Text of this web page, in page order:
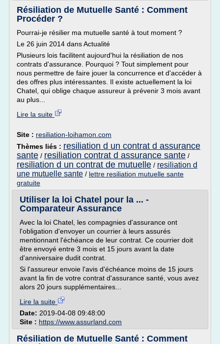
Résiliation de Mutuelle Santé : Comment
Procéder ?
Pourrai-je résilier ma mutuelle santé à tout moment ?
Le 26 juin 2014 dans Actualité
Plusieurs lois facilitent aujourd'hui la résiliation de nos
contrats d'assurance. Pourquoi ? Tout simplement pour
nous permettre de faire jouer la concurrence et d'accéder à
des offres plus intéressantes. Il existe actuellement la loi
Chatel, qui oblige chaque assureur à prévenir 3 mois avant
au plus...
Lire la suite
Site : resiliation-loihamon.com
Thèmes liés : resiliation d un contrat d assurance
sante / resiliation contrat d assurance sante /
resiliation d un contrat de mutuelle / resiliation d
une mutuelle sante / lettre resiliation mutuelle sante
gratuite
Utiliser la loi Chatel pour la ... -
Comparateur Assurance
Avec la loi Chatel, les compagnies d'assurance ont
l'obligation d'envoyer un courrier à leurs assurés
mentionnant l'échéance de leur contrat. Ce courrier doit
être envoyé entre 3 mois et 15 jours avant la date
d'anniversaire dudit contrat.
Si l'assureur envoie l'avis d'échéance moins de 15 jours
avant la fin de votre contrat d'assurance santé, vous avez
alors 20 jours supplémentaires...
Lire la suite
Date: 2019-04-08 09:48:00
Site : https://www.assurland.com
Résiliation de Mutuelle Santé : Comment